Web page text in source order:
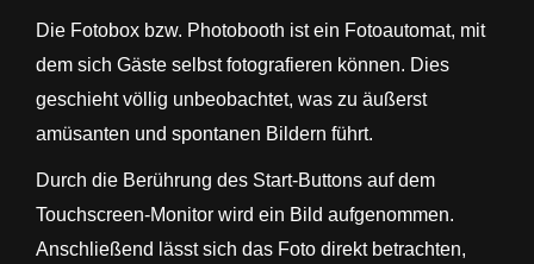
Die Fotobox bzw. Photobooth ist ein Fotoautomat, mit
dem sich Gäste selbst fotografieren können. Dies
geschieht völlig unbeobachtet, was zu äußerst
amüsanten und spontanen Bildern führt.
Durch die Berührung des Start-Buttons auf dem
Touchscreen-Monitor wird ein Bild aufgenommen.
Anschließend lässt sich das Foto direkt betrachten,